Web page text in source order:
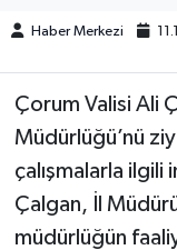
Haber Merkezi
Çorum Valisi Ali
Müdürlüğü’nü
çalışmalarla
Çalgan, İl
müdürlüğün
Oğuzlar
Ortaköy
Osmancık
Sungurlu